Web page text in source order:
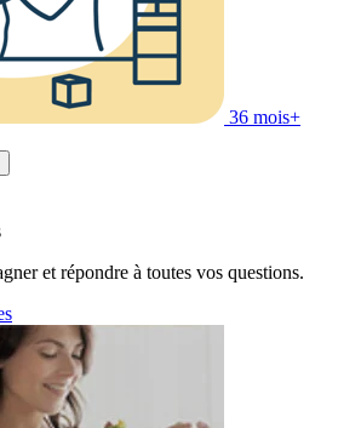
36 mois+
et répondre à toutes vos questions.